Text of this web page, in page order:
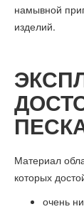
намывной
изделий.
Материал
которых
очень